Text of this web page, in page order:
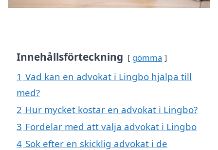
Innehållsförteckning gömma
1 Vad kan en advokat i Lingbo hjälpa till
med?
2 Hur mycket kostar en advokat i Lingbo?
3 Fördelar med att välja advokat i Lingbo
4 Sök efter en skicklig advokat i de